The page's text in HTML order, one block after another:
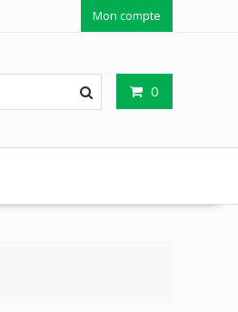
Mon compte
0